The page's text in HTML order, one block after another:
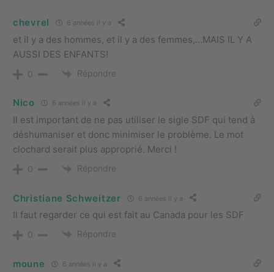
chevrel 6 années il y a
et il y a des hommes, et il y a des femmes,…MAIS IL Y A
AUSSI DES ENFANTS!
0 Répondre
Nico 6 années il y a
Il est important de ne pas utiliser le sigle SDF qui tend à
déshumaniser et donc minimiser le problème. Le mot
clochard serait plus approprié. Merci !
0 Répondre
Christiane Schweitzer 6 années il y a
Il faut regarder ce qui est fait au Canada pour les SDF
0 Répondre
moune 6 années il y a